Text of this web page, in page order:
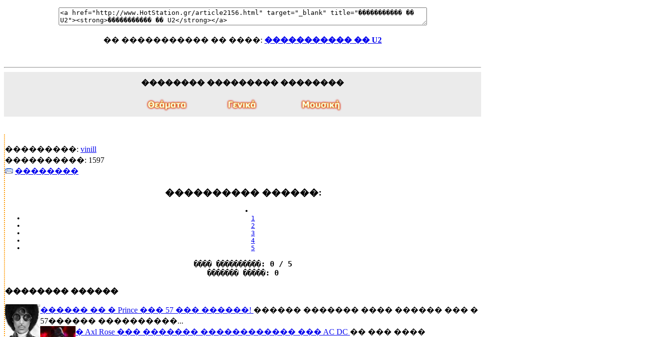
�� ����������� �� ����: ����������� �� U2
�������� ��������� ��������
���������: vinill
����������: 1597
��������
���������� ������:
1
2
3
4
5
���� ����������: 0 / 5
������� �����: 0
�������� ������
������ �� � Prince ��� 57 ��� ������! ������ ������� ���� ������ ��� �
57������ ����������...
� Axl Rose ��� ������� ������������ ��� AC DC �� ��� ����